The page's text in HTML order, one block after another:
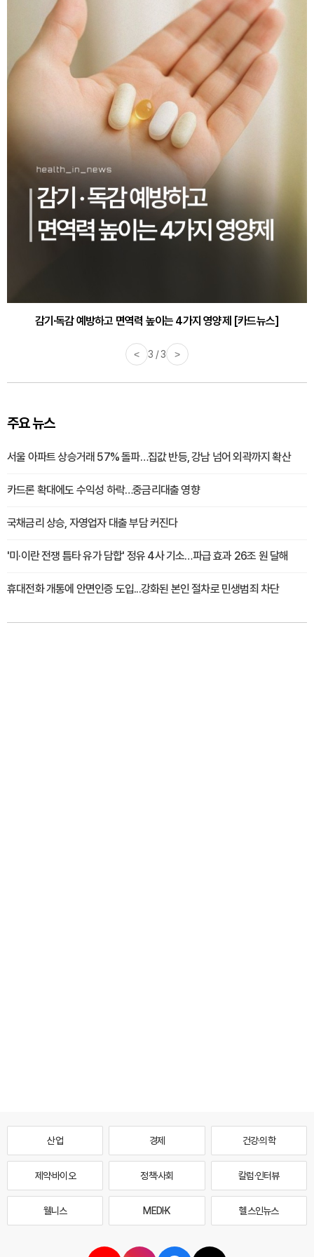
감기·독감 예방하고 면역력 높이는 4가지 영양제 [카드뉴스]
< 3 / 3 >
주요 뉴스
서울 아파트 상승거래 57% 돌파…집값 반등, 강남 넘어 외곽까지 확산
카드론 확대에도 수익성 하락…중금리대출 영향
국채금리 상승, 자영업자 대출 부담 커진다
'미·이란 전쟁 틈타 유가 담합' 정유 4사 기소…파급 효과 26조 원 달해
휴대전화 개통에 안면인증 도입...강화된 본인 절차로 민생범죄 차단
산업 경제 건강·의학
제약·바이오 정책·사회 칼럼·인터뷰
웰니스 MEDI·K 헬스인뉴스